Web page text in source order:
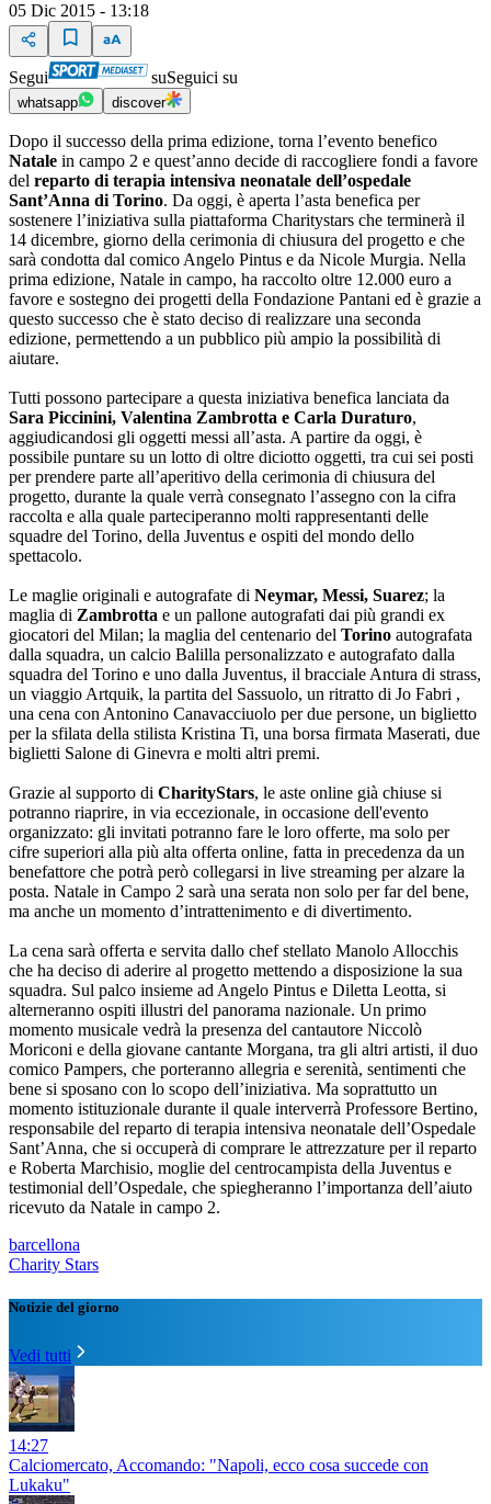
05 Dic 2015 - 13:18
Segui suSeguici su
whatsapp discover
Dopo il successo della prima edizione, torna l’evento benefico
Natale in campo 2 e quest’anno decide di raccogliere fondi a favore
del reparto di terapia intensiva neonatale dell’ospedale
Sant’Anna di Torino. Da oggi, è aperta l’asta benefica per
sostenere l’iniziativa sulla piattaforma Charitystars che terminerà il
14 dicembre, giorno della cerimonia di chiusura del progetto e che
sarà condotta dal comico Angelo Pintus e da Nicole Murgia. Nella
prima edizione, Natale in campo, ha raccolto oltre 12.000 euro a
favore e sostegno dei progetti della Fondazione Pantani ed è grazie a
questo successo che è stato deciso di realizzare una seconda
edizione, permettendo a un pubblico più ampio la possibilità di
aiutare.
Tutti possono partecipare a questa iniziativa benefica lanciata da
Sara Piccinini, Valentina Zambrotta e Carla Duraturo,
aggiudicandosi gli oggetti messi all’asta. A partire da oggi, è
possibile puntare su un lotto di oltre diciotto oggetti, tra cui sei posti
per prendere parte all’aperitivo della cerimonia di chiusura del
progetto, durante la quale verrà consegnato l’assegno con la cifra
raccolta e alla quale parteciperanno molti rappresentanti delle
squadre del Torino, della Juventus e ospiti del mondo dello
spettacolo.
Le maglie originali e autografate di Neymar, Messi, Suarez; la
maglia di Zambrotta e un pallone autografati dai più grandi ex
giocatori del Milan; la maglia del centenario del Torino autografata
dalla squadra, un calcio Balilla personalizzato e autografato dalla
squadra del Torino e uno dalla Juventus, il bracciale Antura di strass,
un viaggio Artquik, la partita del Sassuolo, un ritratto di Jo Fabri ,
una cena con Antonino Canavacciuolo per due persone, un biglietto
per la sfilata della stilista Kristina Ti, una borsa firmata Maserati, due
biglietti Salone di Ginevra e molti altri premi.
Grazie al supporto di CharityStars, le aste online già chiuse si
potranno riaprire, in via eccezionale, in occasione dell'evento
organizzato: gli invitati potranno fare le loro offerte, ma solo per
cifre superiori alla più alta offerta online, fatta in precedenza da un
benefattore che potrà però collegarsi in live streaming per alzare la
posta. Natale in Campo 2 sarà una serata non solo per far del bene,
ma anche un momento d’intrattenimento e di divertimento.
La cena sarà offerta e servita dallo chef stellato Manolo Allocchis
che ha deciso di aderire al progetto mettendo a disposizione la sua
squadra. Sul palco insieme ad Angelo Pintus e Diletta Leotta, si
alterneranno ospiti illustri del panorama nazionale. Un primo
momento musicale vedrà la presenza del cantautore Niccolò
Moriconi e della giovane cantante Morgana, tra gli altri artisti, il duo
comico Pampers, che porteranno allegria e serenità, sentimenti che
bene si sposano con lo scopo dell’iniziativa. Ma soprattutto un
momento istituzionale durante il quale interverrà Professore Bertino,
responsabile del reparto di terapia intensiva neonatale dell’Ospedale
Sant’Anna, che si occuperà di comprare le attrezzature per il reparto
e Roberta Marchisio, moglie del centrocampista della Juventus e
testimonial dell’Ospedale, che spiegheranno l’importanza dell’aiuto
ricevuto da Natale in campo 2.
barcellona
Charity Stars
Notizie del giorno
Vedi tutti
14:27
Calciomercato, Accomando: "Napoli, ecco cosa succede con
Lukaku"